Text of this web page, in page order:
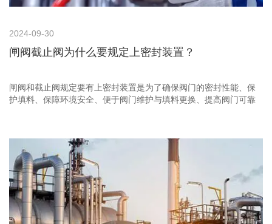
2024-09-30
闸阀截止阀为什么要规定上密封装置？
闸阀和截止阀规定要有上密封装置是为了确保阀门的密封性能、保
护填料、保障环境安全、便于阀门维护与填料更换、提高阀门可靠